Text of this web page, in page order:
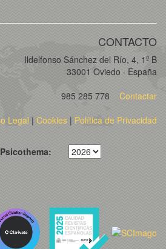
CONTACTO
Ildelfonso Sánchez del Río, 4, 1º B
33001 Oviedo · España
985 285 778
Contactar
Legal| Cookies | Política de Privacidad